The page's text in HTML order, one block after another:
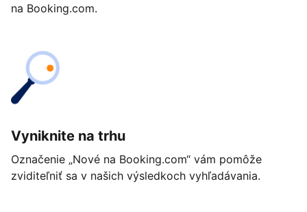
na Booking.com.
Vyniknite na trhu
Označenie „Nové na Booking.com“ vám pomôže
zviditeľniť sa v našich výsledkoch vyhľadávania.